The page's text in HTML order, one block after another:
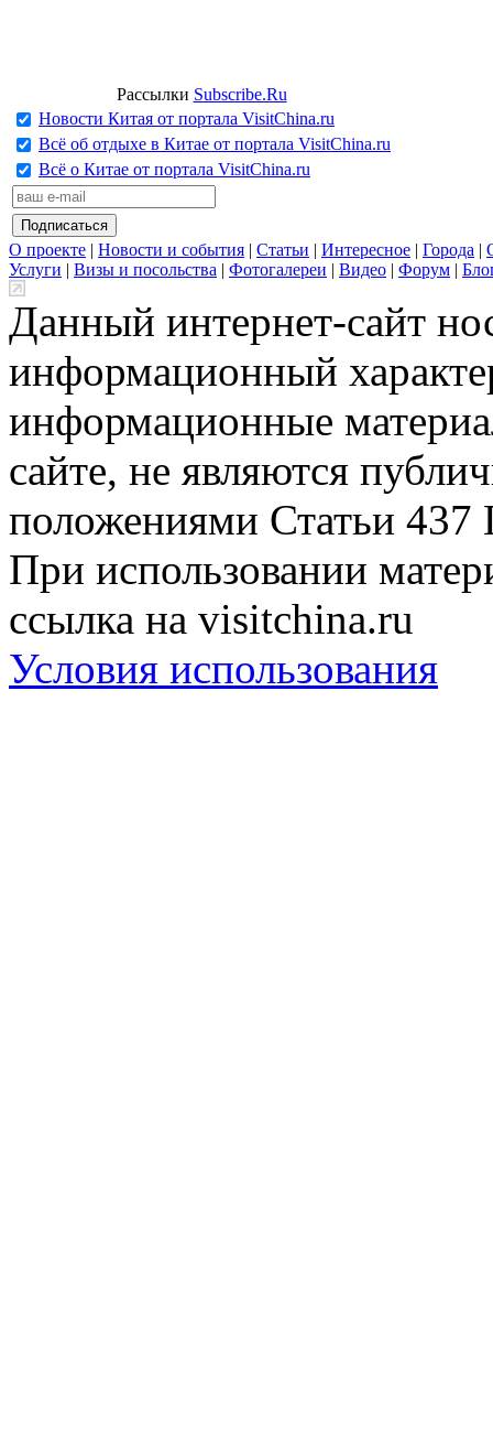
Рассылки Subscribe.Ru
Новости Китая от портала VisitChina.ru
Всё об отдыхе в Китае от портала VisitChina.ru
Всё о Китае от портала VisitChina.ru
О проекте | Новости и события | Статьи | Интересное | Города |
Услуги | Визы и посольства | Фотогалереи | Видео | Форум |
Данный интернет-сайт
информационный
информационные
сайте, не являются
положениями Статьи 437
При использовании
ссылка на visitchina.ru
Условия использования